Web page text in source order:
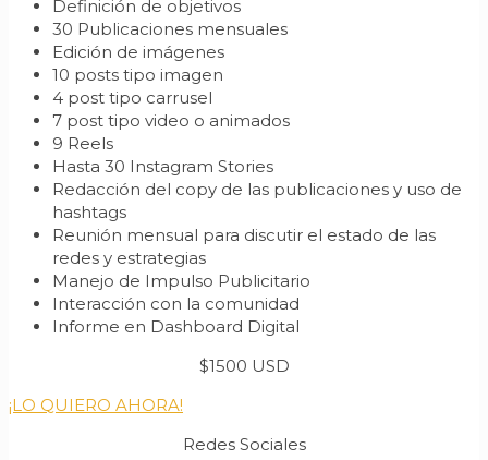
Definición de objetivos
30 Publicaciones mensuales
Edición de imágenes
10 posts tipo imagen
4 post tipo carrusel
7 post tipo video o animados
9 Reels
Hasta 30 Instagram Stories
Redacción del copy de las publicaciones y uso de
hashtags
Reunión mensual para discutir el estado de las
redes y estrategias
Manejo de Impulso Publicitario
Interacción con la comunidad
Informe en Dashboard Digital
$1500 USD
¡LO QUIERO AHORA!
Redes Sociales